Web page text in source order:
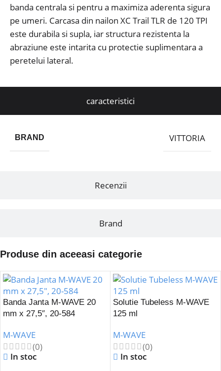
banda centrala si pentru a maximiza aderenta sigura
pe umeri. Carcasa din nailon XC Trail TLR de 120 TPI
este durabila si supla, iar structura rezistenta la
abraziune este intarita cu protectie suplimentara a
peretelui lateral.
caracteristici
Recenzii
Brand
BRAND VITTORIA
Produse din aceeasi categorie
Banda Janta M-WAVE 20
mm x 27,5″, 20-584
M-WAVE
(0)
In stoc
Solutie Tubeless M-WAVE
125 ml
M-WAVE
(0)
In stoc